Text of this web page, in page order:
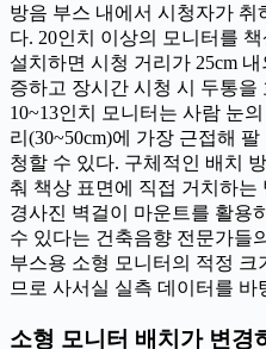
방음 부스 내에서 시청자가 취
다. 20인치 이상의 모니터를
설치하면 시청 거리가 25cm
증하고 장시간 시청 시 두통을
10~13인치 모니터는 사람 눈
리(30~50cm)에 가장 근접해
청할 수 있다. 구체적인 배치
춰 책상 표면에 직접 거치하는
경사진 벽걸이 마운트를 활용
수 있다는 건축음향 전문가들
부스용 소형 모니터의 적정 크
므로 사서실 실측 데이터를
소형 모니터 배치가 변경